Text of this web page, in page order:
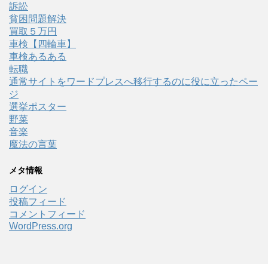
訴訟
貧困問題解決
買取５万円
車検【四輪車】
車検あるある
転職
通常サイトをワードプレスへ移行するのに役に立ったペー
ジ
選挙ポスター
野菜
音楽
魔法の言葉
メタ情報
ログイン
投稿フィード
コメントフィード
WordPress.org